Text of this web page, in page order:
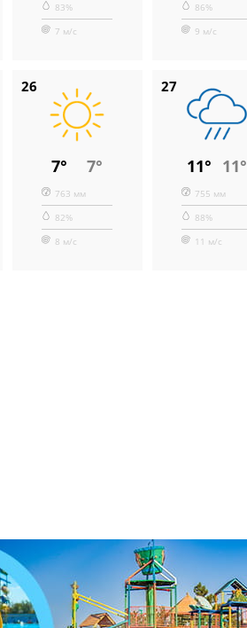
83%
7 м/с
86%
9 м/с
26
7° 7°
763 мм
82%
8 м/с
27
11° 11°
755 мм
88%
11 м/с